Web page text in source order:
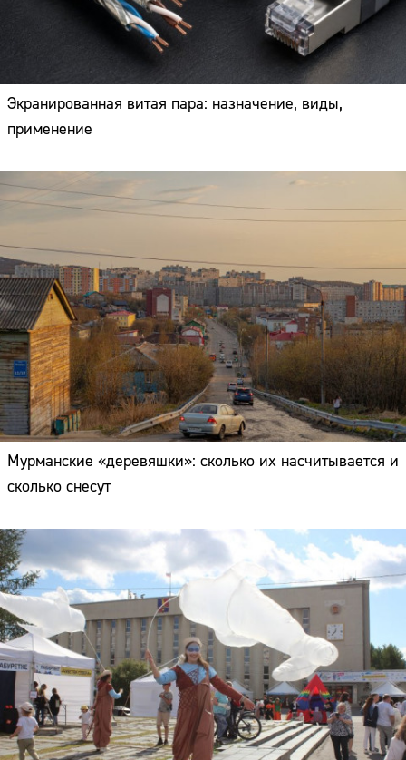
Экранированная витая пара: назначение, виды,
применение
Мурманские «деревяшки»: сколько их насчитывается и
сколько снесут